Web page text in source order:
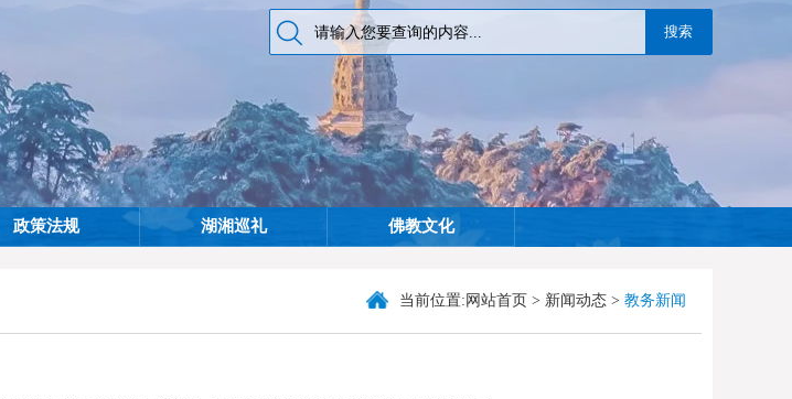
政策法规 湖湘巡礼 佛教文化
当前位置: 网站首页 > 新闻动态 > 教务新闻